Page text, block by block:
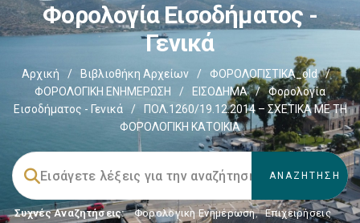
Φορολογία Εισοδήματος -
Γενικά
Αρχική / Βιβλιοθήκη Αρχείων / ΦΟΡΟΛΟΓΙΣΤΙΚΑ_old
/
ΦΟΡΟΛΟΓΙΚΗ ΕΝΗΜΕΡΩΣΗ
/ ΕΙΣΟΔΗΜΑ /
Φορολογία
Εισοδήματος - Γενικά
/
ΠΟΛ.1260/19.12.2014 – ΣΧΕΤΙΚΑ ΜΕ ΤΗ
ΦΟΡΟΛΟΓΙΚΗ ΚΑΤΟΙΚΙΑ
Συχνές Αναζητήσεις: Φορολογικη Ενημέρωση, Επιχειρήσεις